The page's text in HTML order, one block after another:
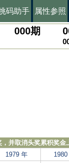
码助手 属性参照
000期
并取消头奖累积奖
1979 年